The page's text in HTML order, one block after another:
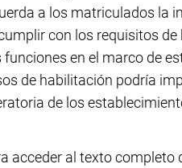
a los matriculados la
con los requisitos
funciones en el marco de
de habilitación podría
de los
acceder al texto completo